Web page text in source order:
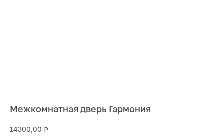
Межкомнатная дверь Гармония
14300,00 ₽